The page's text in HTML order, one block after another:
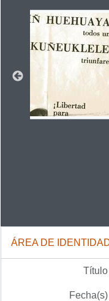
ÁREA DE
Título
Fecha(s)